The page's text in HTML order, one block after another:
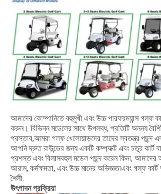
আমাদের কোম্পানিতে বহুমুখী এবং উচ্চ পারফরম্যান্স গল্ফ
করুন। বিভিন্ন মডেলের সাথে উপলব্ধ, প্রতিটি অনন্য
প্রস্তাব,আমরা গল্ফ খেলোয়াড়দের তাদের স্বতন্ত্র পছন্দ
আপনি দ্রুত রাউন্ডের জন্য একটি কম্প্যাক্ট এবং চতুর কার্ট
প্রশস্ত এবং বিলাসবহুল মডেল পছন্দ করেন কিনা,
আরাম, কর্মক্ষমতা, এবং উচ্চ মানের অভিজ্ঞতাএবং গল্ফ কার্ট
শৈলী.
উৎপাদন প্রক্রিয়া